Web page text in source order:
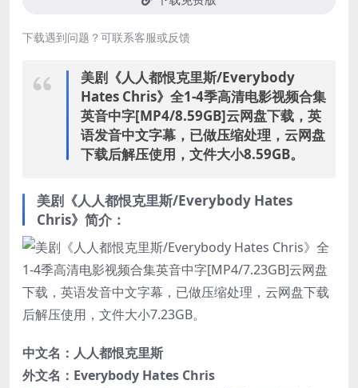
下载遇到问题？可联系客服或反馈
美剧《人人都恨克里斯/Everybody
Hates Chris》全1-4季高清电影视频合集
英音中字[MP4/8.59GB]云网盘下载，英
语发音中文字幕，已做压缩处理，云网盘
下载后解压使用，文件大小8.59GB。
美剧《人人都恨克里斯/Everybody Hates
Chris》简介：
中文名： 人人都恨克里斯
外文名： Everybody Hates Chris